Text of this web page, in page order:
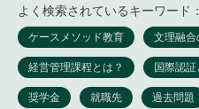
よく検索されているキーワード：